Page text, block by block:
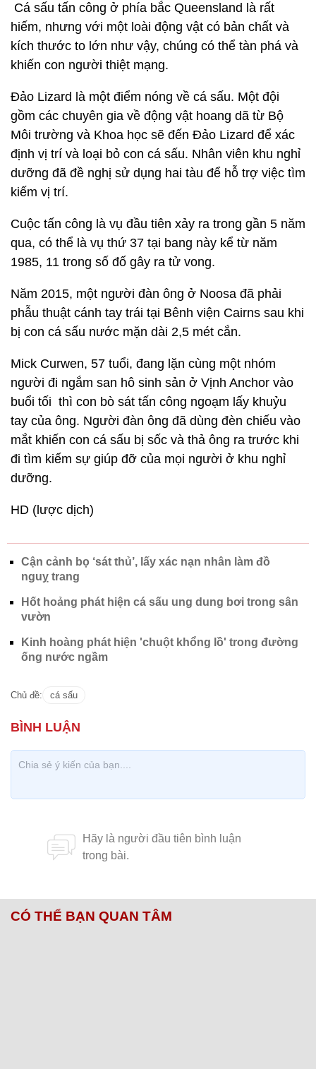
Cá sấu tấn công ở phía bắc Queensland là rất
hiếm, nhưng với một loài động vật có bản chất và
kích thước to lớn như vậy, chúng có thể tàn phá và
khiến con người thiệt mạng.
Đảo Lizard là một điểm nóng về cá sấu. Một đội
gồm các chuyên gia về động vật hoang dã từ Bộ
Môi trường và Khoa học sẽ đến Đảo Lizard để xác
định vị trí và loại bỏ con cá sấu. Nhân viên khu nghỉ
dưỡng đã đề nghị sử dụng hai tàu để hỗ trợ việc tìm
kiếm vị trí.
Cuộc tấn công là vụ đầu tiên xảy ra trong gần 5 năm
qua, có thể là vụ thứ 37 tại bang này kể từ năm
1985, 11 trong số đố gây ra tử vong.
Năm 2015, một người đàn ông ở Noosa đã phải
phẫu thuật cánh tay trái tại Bênh viện Cairns sau khi
bị con cá sấu nước mặn dài 2,5 mét cắn.
Mick Curwen, 57 tuổi, đang lặn cùng một nhóm
người đi ngắm san hô sinh sản ở Vịnh Anchor vào
buổi tối thì con bò sát tấn công ngoạm lấy khuỷu
tay của ông. Người đàn ông đã dùng đèn chiếu vào
mắt khiến con cá sấu bị sốc và thả ông ra trước khi
đi tìm kiếm sự giúp đỡ của mọi người ở khu nghỉ
dưỡng.
HD (lược dịch)
Cận cảnh bọ ‘sát thủ’, lấy xác nạn nhân làm đồ
nguỵ trang
Hốt hoảng phát hiện cá sấu ung dung bơi trong sân
vườn
Kinh hoàng phát hiện 'chuột khổng lồ' trong đường
ống nước ngầm
Chủ đề: cá sấu
CÓ THỂ BẠN QUAN TÂM